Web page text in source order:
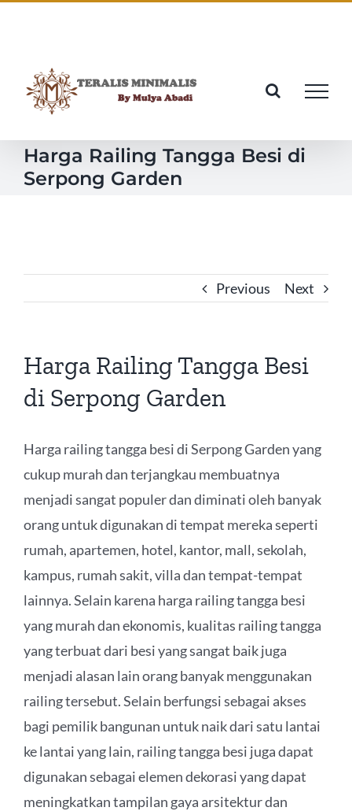
Harga Railing Tangga Besi di
Serpong Garden
Previous Next
Harga Railing Tangga Besi
di Serpong Garden
Harga railing tangga besi di Serpong Garden yang
cukup murah dan terjangkau membuatnya
menjadi sangat populer dan diminati oleh banyak
orang untuk digunakan di tempat mereka seperti
rumah, apartemen, hotel, kantor, mall, sekolah,
kampus, rumah sakit, villa dan tempat-tempat
lainnya. Selain karena harga railing tangga besi
yang murah dan ekonomis, kualitas railing tangga
yang terbuat dari besi yang sangat baik juga
menjadi alasan lain orang banyak menggunakan
railing tersebut. Selain berfungsi sebagai akses
bagi pemilik bangunan untuk naik dari satu lantai
ke lantai yang lain, railing tangga besi juga dapat
digunakan sebagai elemen dekorasi yang dapat
meningkatkan tampilan gaya arsitektur dan